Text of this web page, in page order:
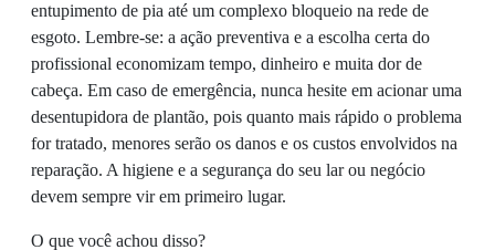
entupimento de pia até um complexo bloqueio na rede de
esgoto. Lembre-se: a ação preventiva e a escolha certa do
profissional economizam tempo, dinheiro e muita dor de
cabeça. Em caso de emergência, nunca hesite em acionar uma
desentupidora de plantão, pois quanto mais rápido o problema
for tratado, menores serão os danos e os custos envolvidos na
reparação. A higiene e a segurança do seu lar ou negócio
devem sempre vir em primeiro lugar.
O que você achou disso?